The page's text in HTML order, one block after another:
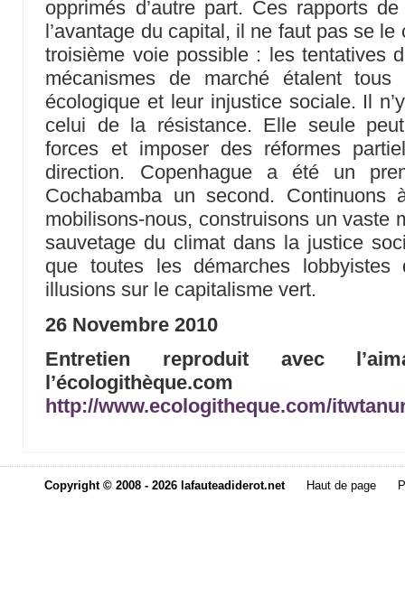
opprimés d’autre part. Ces rapports
l’avantage du capital, il ne faut pas se
troisième voie possible : les tentatives
mécanismes de marché étalent
écologique et leur injustice sociale. Il
celui de la résistance. Elle seule
forces et imposer des réformes
direction. Copenhague a été un
Cochabamba un second. Continuons
mobilisons-nous, construisons un vaste
sauvetage du climat dans la justice
que toutes les démarches
illusions sur le capitalisme vert.
26 Novembre 2010
Entretien reproduit avec
http://www.ecologitheque.com/
Copyright © 2008 - 2026 lafauteadiderot.net Haut de page